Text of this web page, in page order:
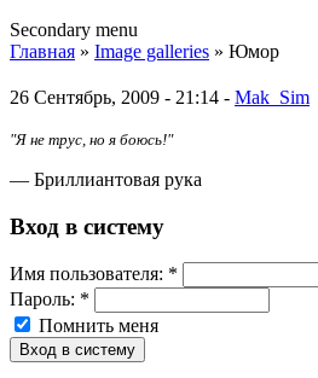
Secondary menu
Главная » Image galleries » Юмор
26 Сентябрь, 2009 - 21:14 - Mak_Sim
"Я не трус, но я боюсь!"
— Бриллиантовая рука
Вход в систему
Имя пoльзовaтeля: *
Пароль: *
Помнить меня